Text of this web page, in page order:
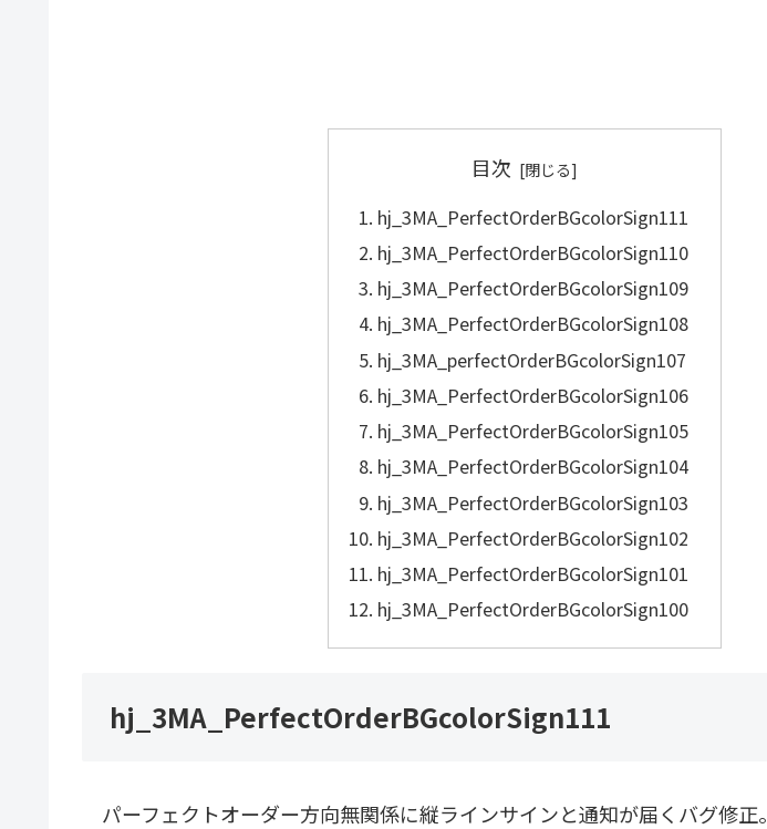
目次
hj_3MA_PerfectOrderBGcolorSign111
hj_3MA_PerfectOrderBGcolorSign110
hj_3MA_PerfectOrderBGcolorSign109
hj_3MA_PerfectOrderBGcolorSign108
hj_3MA_perfectOrderBGcolorSign107
hj_3MA_PerfectOrderBGcolorSign106
hj_3MA_PerfectOrderBGcolorSign105
hj_3MA_PerfectOrderBGcolorSign104
hj_3MA_PerfectOrderBGcolorSign103
hj_3MA_PerfectOrderBGcolorSign102
hj_3MA_PerfectOrderBGcolorSign101
hj_3MA_PerfectOrderBGcolorSign100
hj_3MA_PerfectOrderBGcolorSign111
パーフェクトオーダー方向無関係に縦ラインサインと通知が届くバグ修正。